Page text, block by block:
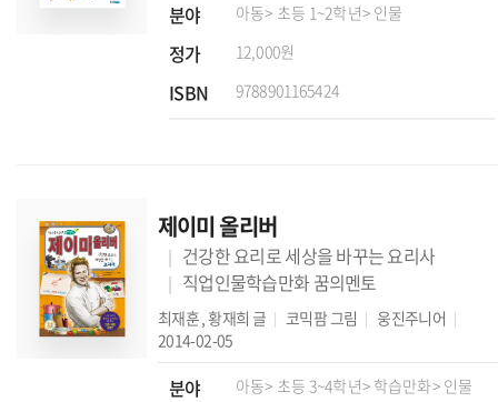
분야 아동> 초등 1~2학년> 인물
정가 12,000원
ISBN 9788901165424
제이미 올리버
건강한 요리로 세상을 바꾸는 요리사
직업인물학습만화 꿈의멘토
최재훈,황재희 글 코믹팜그림
웅진주니어
2014-02-05
분야 아동> 초등 3~4학년> 학습만화> 인물